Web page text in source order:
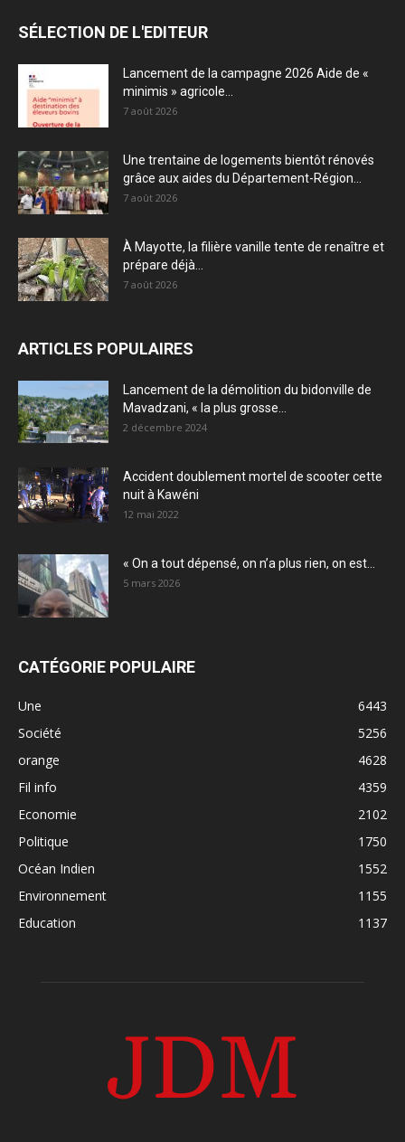
SÉLECTION DE L'EDITEUR
Lancement de la campagne 2026 Aide de «
minimis » agricole...
7 août 2026
Une trentaine de logements bientôt rénovés
grâce aux aides du Département-Région...
7 août 2026
À Mayotte, la filière vanille tente de renaître et
prépare déjà...
7 août 2026
ARTICLES POPULAIRES
Lancement de la démolition du bidonville de
Mavadzani, « la plus grosse...
2 décembre 2024
Accident doublement mortel de scooter cette
nuit à Kawéni
12 mai 2022
« On a tout dépensé, on n’a plus rien, on est...
5 mars 2026
CATÉGORIE POPULAIRE
Une
6443
Société
5256
orange
4628
Fil info
4359
Economie
2102
Politique
1750
Océan Indien
1552
Environnement
1155
Education
1137